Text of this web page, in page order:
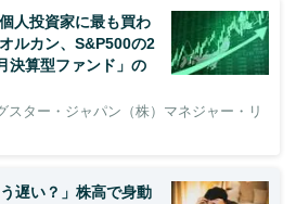
人投資家に最も買わ
ルカン、S&P500の2
決算型ファンド」の
スター・ジャパン（株）マネジャー・リ
遅い？」株高で身動